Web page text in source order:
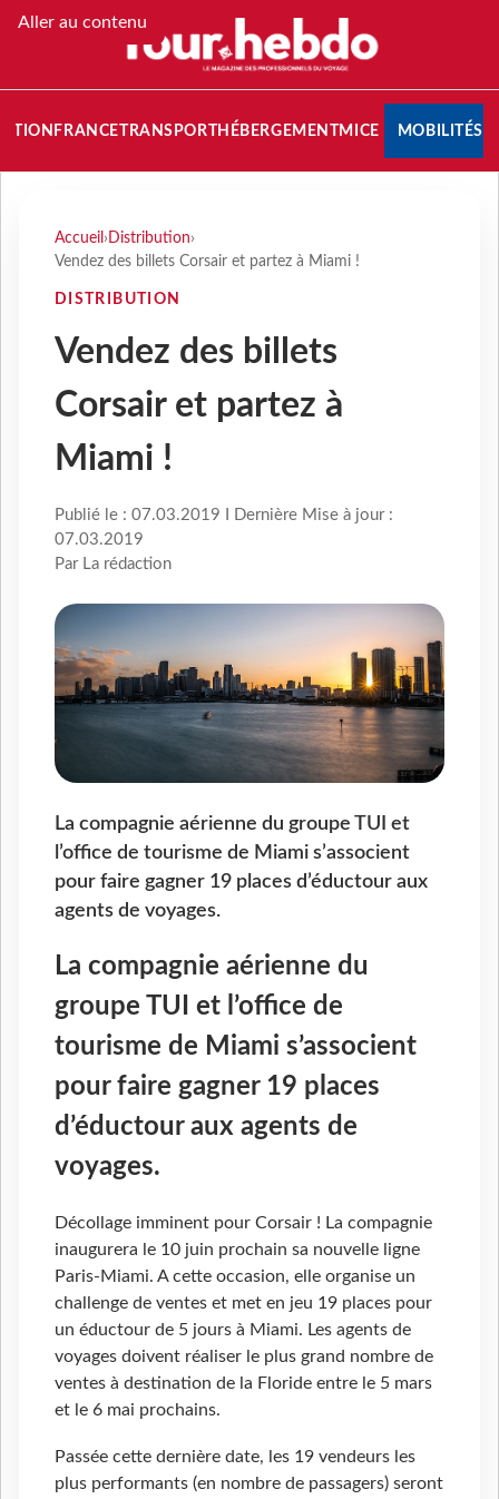
Aller au contenu
FRANCETRANSPORT HÉBERGEMENTMICE MOBILITÉS
Accueil › Distribution›
Vendez des billets Corsair et partez à Miami !
DISTRIBUTION
Vendez des billets
Corsair et partez à
Miami !
Publié le : 07.03.2019 I Dernière Mise à jour :
07.03.2019
Par La rédaction
La compagnie aérienne du groupe TUI et
l’office de tourisme de Miami s’associent
pour faire gagner 19 places d’éductour aux
agents de voyages.
La compagnie aérienne du
groupe TUI et l’office de
tourisme de Miami s’associent
pour faire gagner 19 places
d’éductour aux agents de
voyages.
Décollage imminent pour Corsair ! La compagnie
inaugurera le 10 juin prochain sa nouvelle ligne
Paris-Miami. A cette occasion, elle organise un
challenge de ventes et met en jeu 19 places pour
un éductour de 5 jours à Miami. Les agents de
voyages doivent réaliser le plus grand nombre de
ventes à destination de la Floride entre le 5 mars
et le 6 mai prochains.
Passée cette dernière date, les 19 vendeurs les
plus performants (en nombre de passagers) seront